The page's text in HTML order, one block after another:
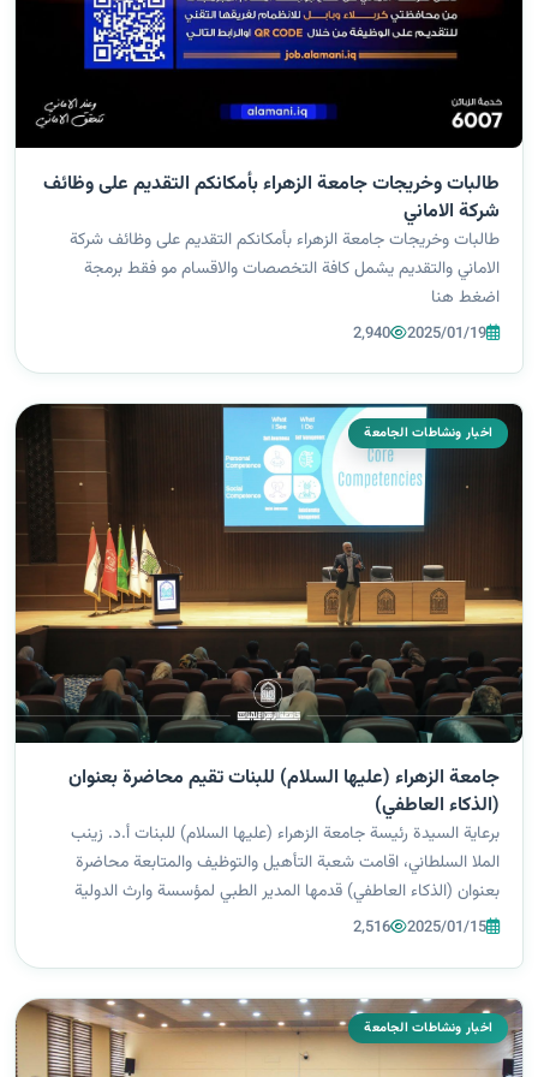
طالبات وخريجات جامعة الزهراء بأمكانكم التقديم على وظائف
شركة الاماني
طالبات وخريجات جامعة الزهراء بأمكانكم التقديم على وظائف شركة
الاماني والتقديم يشمل كافة التخصصات والاقسام مو فقط برمجة
اضغط هنا
2025/01/19
2,940
اخبار ونشاطات الجامعة
جامعة الزهراء (عليها السلام) للبنات تقيم محاضرة بعنوان
(الذكاء العاطفي)
برعاية السيدة رئيسة جامعة الزهراء (عليها السلام) للبنات أ.د. زينب
الملا السلطاني، اقامت شعبة التأهيل والتوظيف والمتابعة محاضرة
بعنوان (الذكاء العاطفي) قدمها المدير الطبي لمؤسسة وارث الدولية
لعلاج الاورام الدكتور ربيع قرياقوس حنا، في رحاب قاعة ام ابيها في
2025/01/15
2,516
اخبار ونشاطات الجامعة